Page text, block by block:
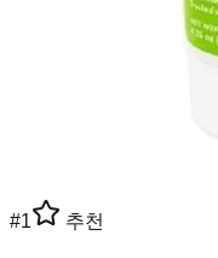
#1 추천